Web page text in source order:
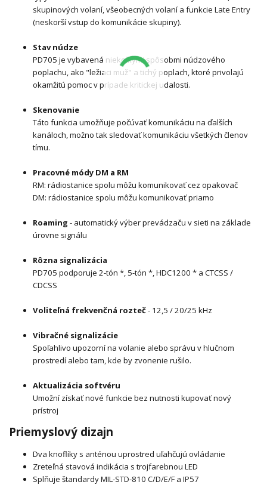
skupinových volaní, všeobecných volaní a funkcie Late Entry
(neskorší vstup do komunikácie skupiny).
Stav núdze
PD705 je vybavená niekoľkými spôsobmi núdzového
poplachu, ako "ležiaci muž" a tichý poplach, ktoré privolajú
okamžitú pomoc v prípade kritickej udalosti.
Skenovanie
Táto funkcia umožňuje počúvať komunikáciu na ďalších
kanáloch, možno tak sledovať komunikáciu všetkých členov
tímu.
Pracovné módy DM a RM
RM: rádiostanice spolu môžu komunikovať cez opakovač
DM: rádiostanice spolu môžu komunikovať priamo
Roaming - automatický výber prevádzaču v sieti na základe
úrovne signálu
Rôzna signalizácia
PD705 podporuje 2-tón *, 5-tón *, HDC1200 * a CTCSS /
CDCSS
Voliteľná frekvenčná rozteč- 12,5 / 20/25 kHz
Vibračné signalizácie
Spoľahlivo upozorní na volanie alebo správu v hlučnom
prostredí alebo tam, kde by zvonenie rušilo.
Aktualizácia softvéru
Umožní získať nové funkcie bez nutnosti kupovať nový
prístroj
Priemyslový dizajn
Dva knoflíky s anténou uprostred uľahčujú ovládanie
Zreteľná stavová indikácia s trojfarebnou LED
Splňuje štandardy MIL-STD-810 C/D/E/F a IP57